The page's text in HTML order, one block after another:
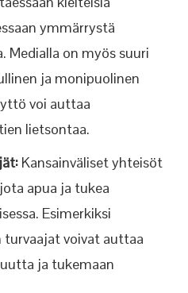
ymmärrystä
Medialla on myös suuri
ja monipuolinen
voi auttaa
lietsontaa.
Kansainväliset yhteisöt
apua ja tukea
Esimerkiksi
turvaajat voivat auttaa
ja tukemaan